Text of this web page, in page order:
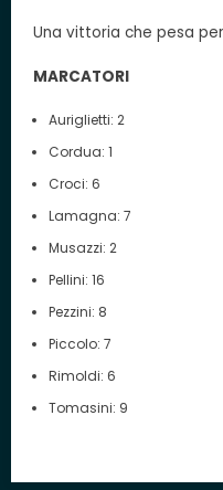
Una vittoria che pesa
MARCATORI
Auriglietti: 2
Cordua: 1
Croci: 6
Lamagna: 7
Musazzi: 2
Pellini: 16
Pezzini: 8
Piccolo: 7
Rimoldi: 6
Tomasini: 9